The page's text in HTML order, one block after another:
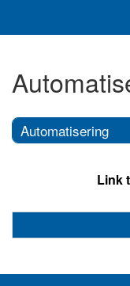
Automatisering
Link